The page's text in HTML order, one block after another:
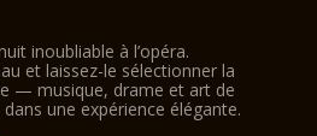
inoubliable à l’opéra.
et laissez-le sélectionner la
— musique, drame et art de
une expérience élégante.